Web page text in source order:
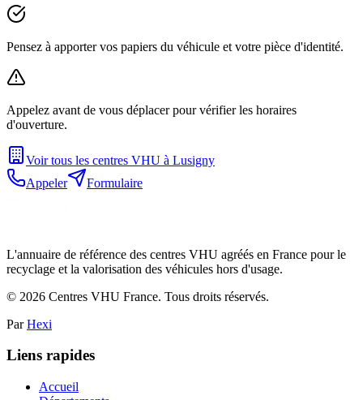
Pensez à apporter vos papiers du véhicule et votre pièce d'identité.
Appelez avant de vous déplacer pour vérifier les horaires
d'ouverture.
Voir tous les centres VHU à Lusigny
Appeler
Formulaire
L'annuaire de référence des centres VHU agréés en France pour le
recyclage et la valorisation des véhicules hors d'usage.
© 2026 Centres VHU France. Tous droits réservés.
Par Hexi
Liens rapides
Accueil